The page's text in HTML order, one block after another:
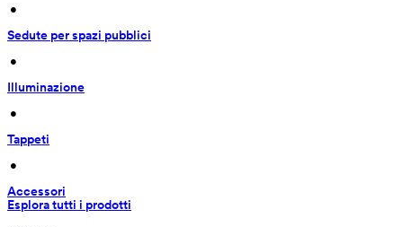
•
Sedute per spazi pubblici
•
Illuminazione
•
Tappeti
•
Accessori
Esplora tutti i prodotti